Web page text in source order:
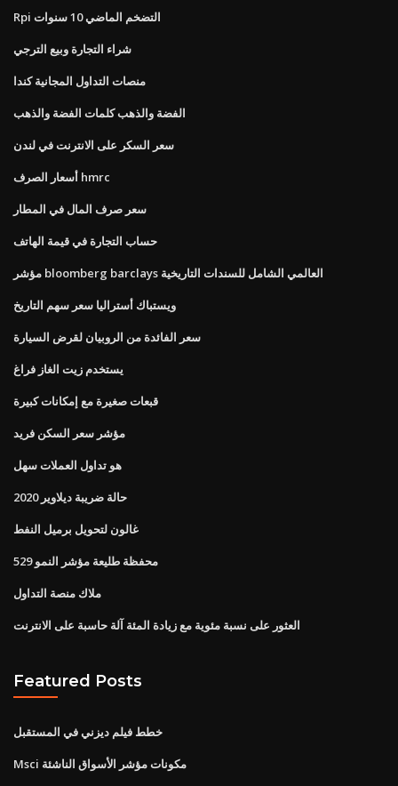
Rpi التضخم الماضي 10 سنوات
شراء التجارة وبيع الترجي
منصات التداول المجانية كندا
الفضة والذهب كلمات الفضة والذهب
سعر السكر على الانترنت في لندن
أسعار الصرف hmrc
سعر صرف المال في المطار
حساب التجارة في قيمة الهاتف
مؤشر bloomberg barclays العالمي الشامل للسندات التاريخية
ويستباك أستراليا سعر سهم التاريخ
سعر الفائدة من الروبيان لقرض السيارة
يستخدم زيت الغاز فراغ
قبعات صغيرة مع إمكانات كبيرة
مؤشر سعر السكن فريد
هو تداول العملات سهل
حالة ضريبة ديلاوير 2020
غالون لتحويل برميل النفط
محفظة طليعة مؤشر النمو 529
ملاك منصة التداول
العثور على نسبة مئوية مع زيادة المئة آلة حاسبة على الانترنت
Featured Posts
خطط فيلم ديزني في المستقبل
Msci مكونات مؤشر الأسواق الناشئة